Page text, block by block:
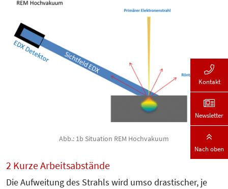
Abb.: 1b Situation REM Hochvakuum
2 Kurze Arbeitsabstände
Die Aufweitung des Strahls wird umso drastischer, je
Kontakt
Newsletter
Nach oben